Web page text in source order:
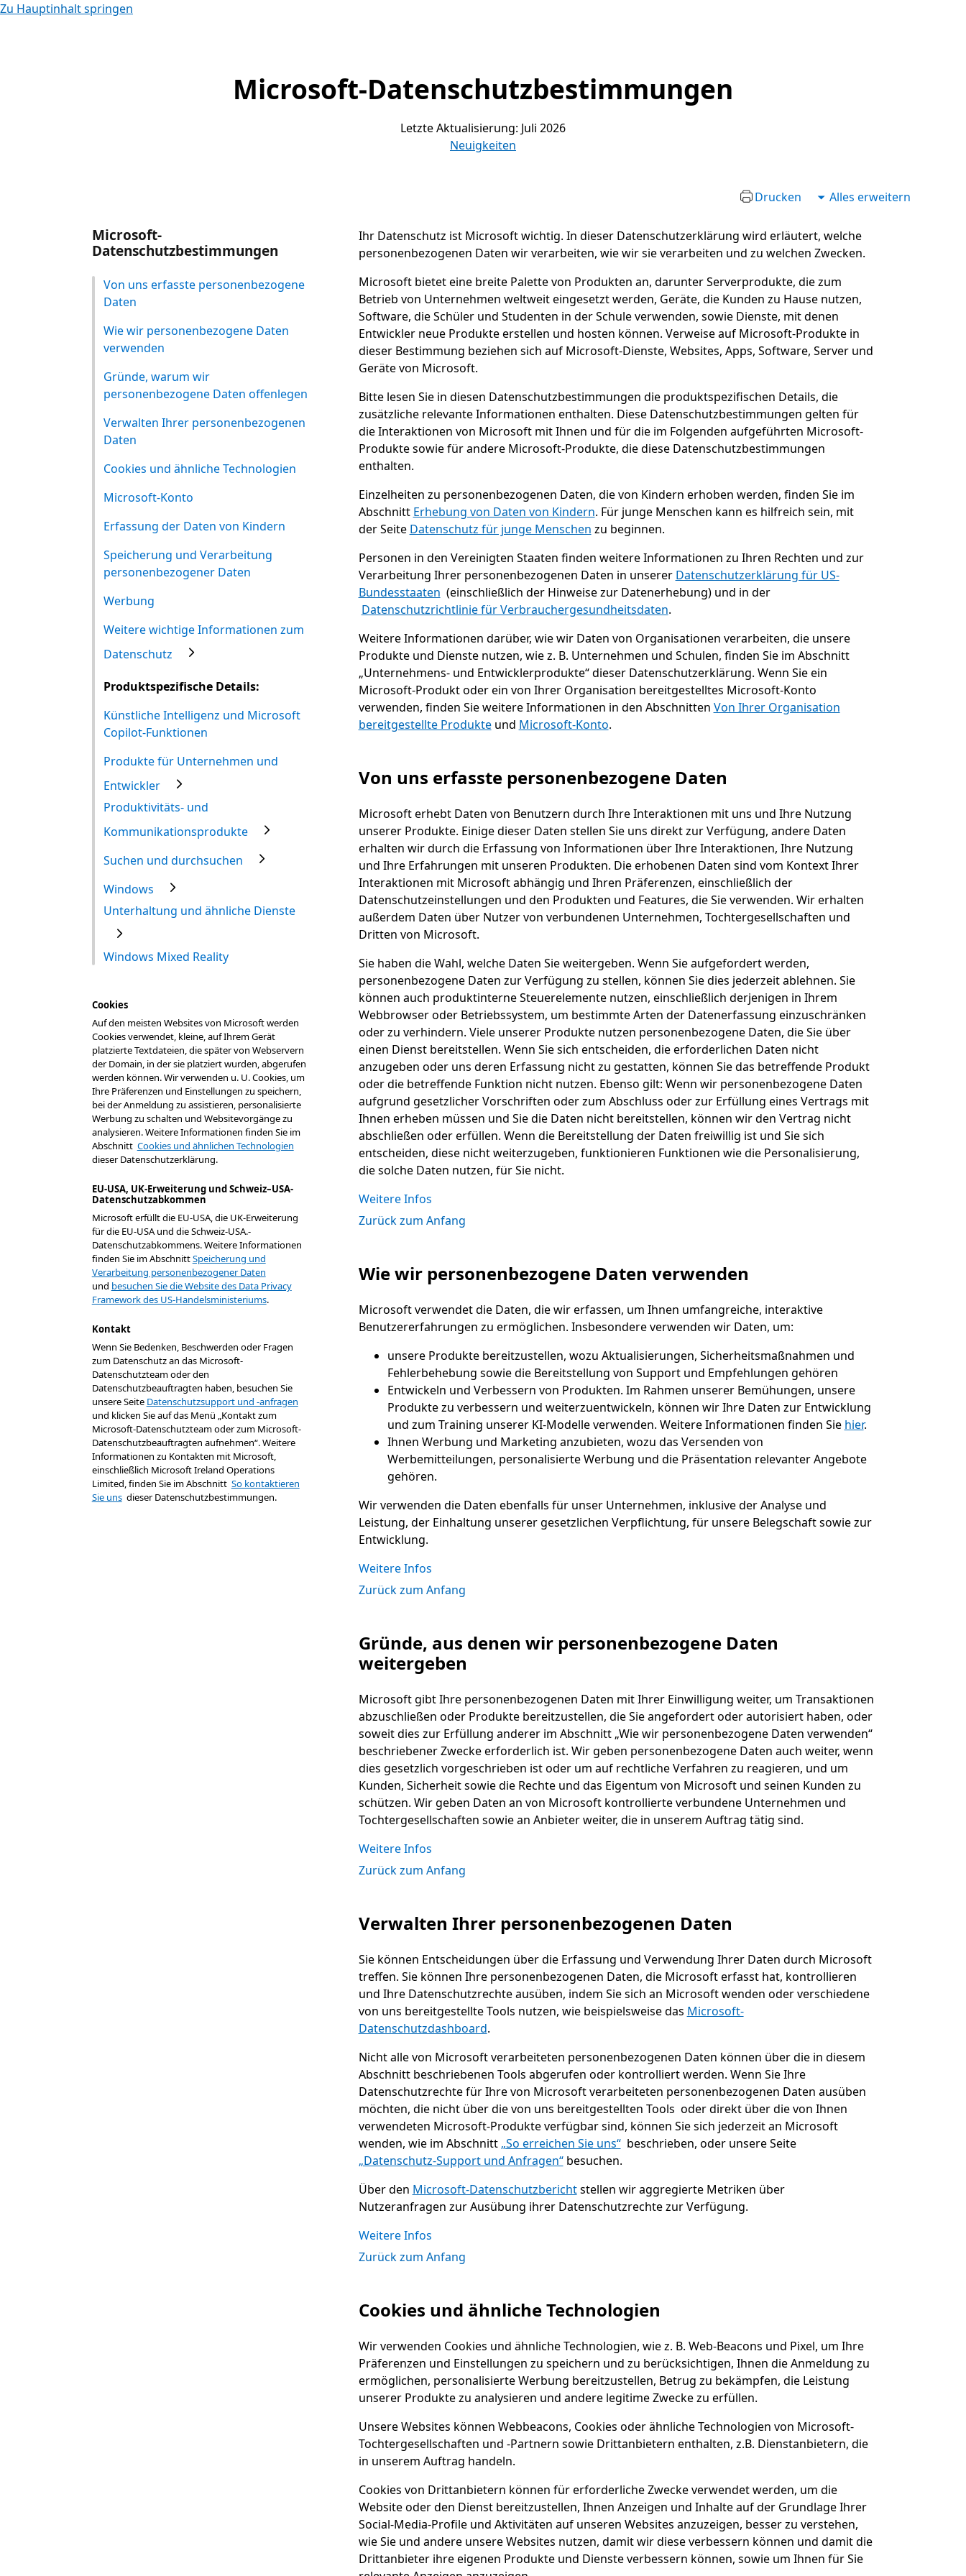
Zu Hauptinhalt springen
Microsoft-Datenschutzbestimmungen
Letzte Aktualisierung: Juli 2026
Neuigkeiten
Drucken Alles erweitern
Microsoft-
Datenschutzbestimmungen
Von uns erfasste personenbezogene
Daten
Wie wir personenbezogene Daten
verwenden
Gründe, warum wir
personenbezogene Daten offenlegen
Verwalten Ihrer personenbezogenen
Daten
Cookies und ähnliche Technologien
Microsoft-Konto
Erfassung der Daten von Kindern
Speicherung und Verarbeitung
personenbezogener Daten
Werbung
Weitere wichtige Informationen zum
Datenschutz
Produktspezifische Details:
Künstliche Intelligenz und Microsoft
Copilot-Funktionen
Produkte für Unternehmen und
Entwickler
Produktivitäts- und
Kommunikationsprodukte
Suchen und durchsuchen
Windows
Unterhaltung und ähnliche Dienste
Windows Mixed Reality
Cookies
Auf den meisten Websites von Microsoft werden
Cookies verwendet, kleine, auf Ihrem Gerät
platzierte Textdateien, die später von Webservern
der Domain, in der sie platziert wurden, abgerufen
werden können. Wir verwenden u. U. Cookies, um
Ihre Präferenzen und Einstellungen zu speichern,
bei der Anmeldung zu assistieren, personalisierte
Werbung zu schalten und Websitevorgänge zu
analysieren. Weitere Informationen finden Sie im
Abschnitt Cookies und ähnlichen Technologien
dieser Datenschutzerklärung.
EU-USA, UK-Erweiterung und Schweiz–USA-
Datenschutzabkommen
Microsoft erfüllt die EU-USA, die UK-Erweiterung
für die EU-USA und die Schweiz-USA.-
Datenschutzabkommens. Weitere Informationen
finden Sie im AbschnittSpeicherung und
Verarbeitung personenbezogener Daten
und besuchen Sie die Website des Data Privacy
Framework des US-Handelsministeriums.
Kontakt
Wenn Sie Bedenken, Beschwerden oder Fragen
zum Datenschutz an das Microsoft-
Datenschutzteam oder den
Datenschutzbeauftragten haben, besuchen Sie
unsere Seite Datenschutzsupport und -anfragen
und klicken Sie auf das Menü „Kontakt zum
Microsoft-Datenschutzteam oder zum Microsoft-
Datenschutzbeauftragten aufnehmen“. Weitere
Informationen zu Kontakten mit Microsoft,
einschließlich Microsoft Ireland Operations
Limited, finden Sie im Abschnitt So kontaktieren
Sie unsdieser Datenschutzbestimmungen.
Ihr Datenschutz ist Microsoft wichtig. In dieser Datenschutzerklärung wird erläutert, welche
personenbezogenen Daten wir verarbeiten, wie wir sie verarbeiten und zu welchen Zwecken.
Microsoft bietet eine breite Palette von Produkten an, darunter Serverprodukte, die zum
Betrieb von Unternehmen weltweit eingesetzt werden, Geräte, die Kunden zu Hause nutzen,
Software, die Schüler und Studenten in der Schule verwenden, sowie Dienste, mit denen
Entwickler neue Produkte erstellen und hosten können. Verweise auf Microsoft-Produkte in
dieser Bestimmung beziehen sich auf Microsoft-Dienste, Websites, Apps, Software, Server und
Geräte von Microsoft.
Bitte lesen Sie in diesen Datenschutzbestimmungen die produktspezifischen Details, die
zusätzliche relevante Informationen enthalten. Diese Datenschutzbestimmungen gelten für
die Interaktionen von Microsoft mit Ihnen und für die im Folgenden aufgeführten Microsoft-
Produkte sowie für andere Microsoft-Produkte, die diese Datenschutzbestimmungen
enthalten.
Einzelheiten zu personenbezogenen Daten, die von Kindern erhoben werden, finden Sie im
Abschnitt Erhebung von Daten von Kindern. Für junge Menschen kann es hilfreich sein, mit
der Seite Datenschutz für junge Menschen zu beginnen.
Personen in den Vereinigten Staaten finden weitere Informationen zu Ihren Rechten und zur
Verarbeitung Ihrer personenbezogenen Daten in unserer Datenschutzerklärung für US-
Bundesstaaten (einschließlich der Hinweise zur Datenerhebung) und in der
Datenschutzrichtlinie für Verbrauchergesundheitsdaten.
Weitere Informationen darüber, wie wir Daten von Organisationen verarbeiten, die unsere
Produkte und Dienste nutzen, wie z. B. Unternehmen und Schulen, finden Sie im Abschnitt
„Unternehmens- und Entwicklerprodukte“ dieser Datenschutzerklärung. Wenn Sie ein
Microsoft-Produkt oder ein von Ihrer Organisation bereitgestelltes Microsoft-Konto
verwenden, finden Sie weitere Informationen in den Abschnitten Von Ihrer Organisation
bereitgestellte Produkteund Microsoft-Konto.
Von uns erfasste personenbezogene Daten
Microsoft erhebt Daten von Benutzern durch Ihre Interaktionen mit uns und Ihre Nutzung
unserer Produkte. Einige dieser Daten stellen Sie uns direkt zur Verfügung, andere Daten
erhalten wir durch die Erfassung von Informationen über Ihre Interaktionen, Ihre Nutzung
und Ihre Erfahrungen mit unseren Produkten. Die erhobenen Daten sind vom Kontext Ihrer
Interaktionen mit Microsoft abhängig und Ihren Präferenzen, einschließlich der
Datenschutzeinstellungen und den Produkten und Features, die Sie verwenden. Wir erhalten
außerdem Daten über Nutzer von verbundenen Unternehmen, Tochtergesellschaften und
Dritten von Microsoft.
Sie haben die Wahl, welche Daten Sie weitergeben. Wenn Sie aufgefordert werden,
personenbezogene Daten zur Verfügung zu stellen, können Sie dies jederzeit ablehnen. Sie
können auch produktinterne Steuerelemente nutzen, einschließlich derjenigen in Ihrem
Webbrowser oder Betriebssystem, um bestimmte Arten der Datenerfassung einzuschränken
oder zu verhindern. Viele unserer Produkte nutzen personenbezogene Daten, die Sie über
einen Dienst bereitstellen. Wenn Sie sich entscheiden, die erforderlichen Daten nicht
anzugeben oder uns deren Erfassung nicht zu gestatten, können Sie das betreffende Produkt
oder die betreffende Funktion nicht nutzen. Ebenso gilt: Wenn wir personenbezogene Daten
aufgrund gesetzlicher Vorschriften oder zum Abschluss oder zur Erfüllung eines Vertrags mit
Ihnen erheben müssen und Sie die Daten nicht bereitstellen, können wir den Vertrag nicht
abschließen oder erfüllen. Wenn die Bereitstellung der Daten freiwillig ist und Sie sich
entscheiden, diese nicht weiterzugeben, funktionieren Funktionen wie die Personalisierung,
die solche Daten nutzen, für Sie nicht.
Weitere Infos
Zurück zum Anfang
Wie wir personenbezogene Daten verwenden
Microsoft verwendet die Daten, die wir erfassen, um Ihnen umfangreiche, interaktive
Benutzererfahrungen zu ermöglichen. Insbesondere verwenden wir Daten, um:
unsere Produkte bereitzustellen, wozu Aktualisierungen, Sicherheitsmaßnahmen und
Fehlerbehebung sowie die Bereitstellung von Support und Empfehlungen gehören
Entwickeln und Verbessern von Produkten. Im Rahmen unserer Bemühungen, unsere
Produkte zu verbessern und weiterzuentwickeln, können wir Ihre Daten zur Entwicklung
und zum Training unserer KI-Modelle verwenden. Weitere Informationen finden Sie hier.
Ihnen Werbung und Marketing anzubieten, wozu das Versenden von
Werbemitteilungen, personalisierte Werbung und die Präsentation relevanter Angebote
gehören.
Wir verwenden die Daten ebenfalls für unser Unternehmen, inklusive der Analyse und
Leistung, der Einhaltung unserer gesetzlichen Verpflichtung, für unsere Belegschaft sowie zur
Entwicklung.
Weitere Infos
Zurück zum Anfang
Gründe, aus denen wir personenbezogene Daten
weitergeben
Microsoft gibt Ihre personenbezogenen Daten mit Ihrer Einwilligung weiter, um Transaktionen
abzuschließen oder Produkte bereitzustellen, die Sie angefordert oder autorisiert haben, oder
soweit dies zur Erfüllung anderer im Abschnitt „Wie wir personenbezogene Daten verwenden“
beschriebener Zwecke erforderlich ist. Wir geben personenbezogene Daten auch weiter, wenn
dies gesetzlich vorgeschrieben ist oder um auf rechtliche Verfahren zu reagieren, und um
Kunden, Sicherheit sowie die Rechte und das Eigentum von Microsoft und seinen Kunden zu
schützen. Wir geben Daten an von Microsoft kontrollierte verbundene Unternehmen und
Tochtergesellschaften sowie an Anbieter weiter, die in unserem Auftrag tätig sind.
Weitere Infos
Zurück zum Anfang
Verwalten Ihrer personenbezogenen Daten
Sie können Entscheidungen über die Erfassung und Verwendung Ihrer Daten durch Microsoft
treffen. Sie können Ihre personenbezogenen Daten, die Microsoft erfasst hat, kontrollieren
und Ihre Datenschutzrechte ausüben, indem Sie sich an Microsoft wenden oder verschiedene
von uns bereitgestellte Tools nutzen, wie beispielsweise das Microsoft-
Datenschutzdashboard.
Nicht alle von Microsoft verarbeiteten personenbezogenen Daten können über die in diesem
Abschnitt beschriebenen Tools abgerufen oder kontrolliert werden. Wenn Sie Ihre
Datenschutzrechte für Ihre von Microsoft verarbeiteten personenbezogenen Daten ausüben
möchten, die nicht über die von uns bereitgestellten Tools oder direkt über die von Ihnen
verwendeten Microsoft-Produkte verfügbar sind, können Sie sich jederzeit an Microsoft
wenden, wie im Abschnitt „So erreichen Sie uns“beschrieben, oder unsere Seite
„Datenschutz-Support und Anfragen“besuchen.
Über den Microsoft-Datenschutzberichtstellen wir aggregierte Metriken über
Nutzeranfragen zur Ausübung ihrer Datenschutzrechte zur Verfügung.
Weitere Infos
Zurück zum Anfang
Cookies und ähnliche Technologien
Wir verwenden Cookies und ähnliche Technologien, wie z. B. Web-Beacons und Pixel, um Ihre
Präferenzen und Einstellungen zu speichern und zu berücksichtigen, Ihnen die Anmeldung zu
ermöglichen, personalisierte Werbung bereitzustellen, Betrug zu bekämpfen, die Leistung
unserer Produkte zu analysieren und andere legitime Zwecke zu erfüllen.
Unsere Websites können Webbeacons, Cookies oder ähnliche Technologien von Microsoft-
Tochtergesellschaften und -Partnern sowie Drittanbietern enthalten, z.B. Dienstanbietern, die
in unserem Auftrag handeln.
Cookies von Drittanbietern können für erforderliche Zwecke verwendet werden, um die
Website oder den Dienst bereitzustellen, Ihnen Anzeigen und Inhalte auf der Grundlage Ihrer
Social-Media-Profile und Aktivitäten auf unseren Websites anzuzeigen, besser zu verstehen,
wie Sie und andere unsere Websites nutzen, damit wir diese verbessern können und damit die
Drittanbieter ihre eigenen Produkte und Dienste verbessern können, sowie um Ihnen für Sie